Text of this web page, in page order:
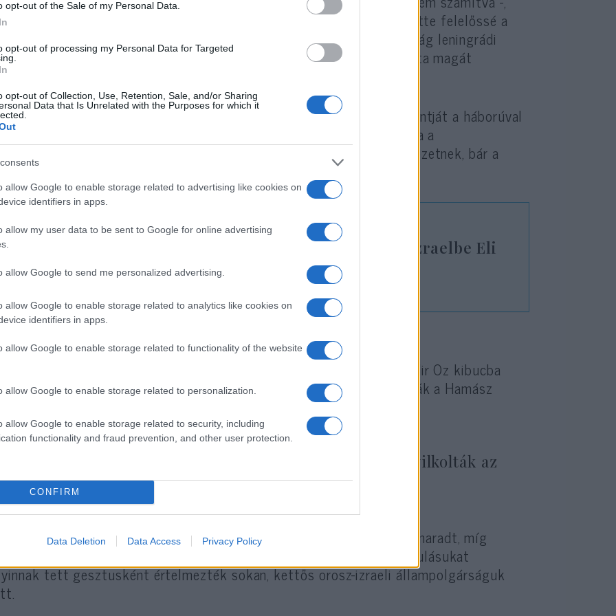
opt-out of the Sale of my Personal Data.
opt-out of processing my Personal Data for Targeted
opt-out of Collection, Use, Retention, Sale, and/or Sharing
Data that Is Unrelated with the Purposes for which it
allow Google to enable storage related to advertising like cookies on
identifiers in apps.
allow my user data to be sent to Google for online advertising
allow Google to send me personalized advertising.
allow Google to enable storage related to analytics like cookies on
identifiers in apps.
allow Google to enable storage related to functionality of the website
allow Google to enable storage related to personalization.
allow Google to enable storage related to security, including
functionality and fraud prevention, and other user protection.
CONFIRM
Data Deletion Data Access Privacy Policy
nem ítélte el a terrorcsoportot, hanem az amerikai politikát tette felelőssé a
keleti eseményekért. Putyin Izrael gázai akcióját a náci Németország leningrádi
hasonlította, majd ezt a kontextust felhasználva felajánlotta magát
Izrael és a palesztinok között 2023 végén.
média arról számolt be, hogy a Hamász dicsérte Putyin álláspontját a háborúval
rávilágítva az ország régi és jól dokumentált kapcsolatára a
Oroszország a Hamászt sem nevezte soha terrorszervezetnek, bár a
számos politikai ellenfelét annak bélyegezte.
Orosz segítséggel kerülhetnek haza Izraelbe Eli
Cohen földi maradványai
október 7-én menyasszonyával a gázai határ közelében lévő Nir Oz kibucba
a családjához. Troufanovot több családtagjával együtt elrabolták a Hamász
Troufanov édesapját, Vitalijt a Hamász terroristái meggyilkolták az
7-i támadás során.
novemberében megkötött túszalku után Troufanov fogságban maradt, míg
menyasszonyát és nagymamáját szabadon engedték. Szabadulásukat
tett gesztusként értelmezték sokan, kettős orosz-izraeli állampolgárságuk